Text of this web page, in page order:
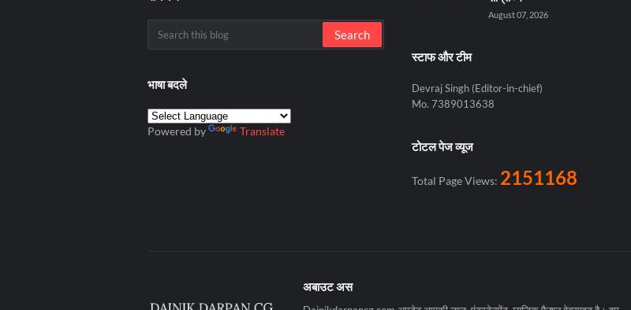
भाषा बदले
Powered by Translate
August 07, 2026
स्टाफ और टीम
Devraj Singh (Editor-in-chief)
Mo. 7389013638
टोटल पेज व्यूज
Total Page Views: 2151168
अबाउट अस